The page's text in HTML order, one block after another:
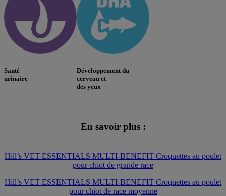
Santé
urinaire
Développement du
cerveau et
des yeux
En savoir plus :
Hill’s VET ESSENTIALS MULTI-BENEFIT Croquettes au poulet
pour chiot de grande race
Hill’s VET ESSENTIALS MULTI-BENEFIT Croquettes au poulet
pour chiot de race moyenne